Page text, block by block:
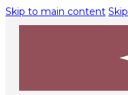
Skip to main content